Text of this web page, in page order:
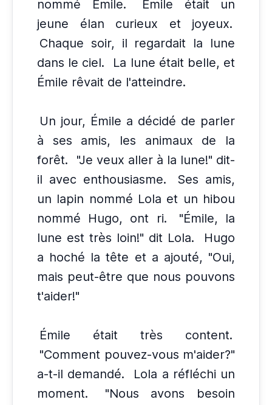
nommé Émile.
Émile était un
jeune élan curieux et joyeux.
Chaque soir, il regardait la lune
dans le ciel.
La lune était belle, et
Émile rêvait de l'atteindre.
Un jour, Émile a décidé de parler
à ses amis, les animaux de la
forêt.
"Je veux aller à la lune!" dit-
il avec enthousiasme.
Ses amis,
un lapin nommé Lola et un hibou
nommé Hugo, ont ri.
"Émile, la
lune est très loin!" dit Lola.
Hugo
a hoché la tête et a ajouté, "Oui,
mais peut-être que nous pouvons
t'aider!"
Émile était très content.
"Comment pouvez-vous m'aider?"
a-t-il demandé.
Lola a réfléchi un
moment.
"Nous avons besoin